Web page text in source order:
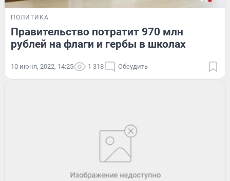
ПОЛИТИКА
Правительство потратит 970 млн
рублей на флаги и гербы в школах
10 июня, 2022, 14:25 1 318 Обсудить